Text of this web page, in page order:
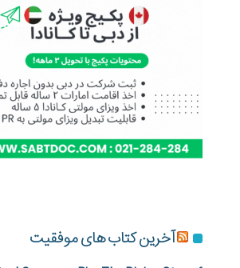
آخرین کتاب های موفقیت